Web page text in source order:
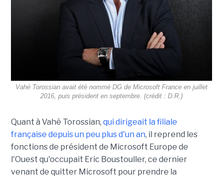
Vahé Torossian avait été nommé DG de Microsoft France en juillet
2016, puis président en septembre. (crédit : D.R.)
Quant à Vahé Torossian, qui dirigeait la filiale
française depuis un peu plus d'un an, il reprend les
fonctions de président de Microsoft Europe de
l'Ouest qu'occupait Eric Boustouller, ce dernier
venant de quitter Microsoft pour prendre la